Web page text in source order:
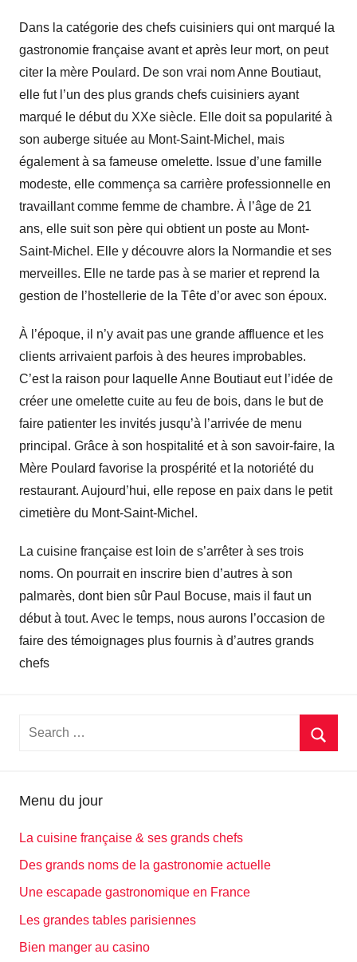
Dans la catégorie des chefs cuisiniers qui ont marqué la
gastronomie française avant et après leur mort, on peut
citer la mère Poulard. De son vrai nom Anne Boutiaut,
elle fut l’un des plus grands chefs cuisiniers ayant
marqué le début du XXe siècle. Elle doit sa popularité à
son auberge située au Mont-Saint-Michel, mais
également à sa fameuse omelette. Issue d’une famille
modeste, elle commença sa carrière professionnelle en
travaillant comme femme de chambre. À l’âge de 21
ans, elle suit son père qui obtient un poste au Mont-
Saint-Michel. Elle y découvre alors la Normandie et ses
merveilles. Elle ne tarde pas à se marier et reprend la
gestion de l’hostellerie de la Tête d’or avec son époux.
À l’époque, il n’y avait pas une grande affluence et les
clients arrivaient parfois à des heures improbables.
C’est la raison pour laquelle Anne Boutiaut eut l’idée de
créer une omelette cuite au feu de bois, dans le but de
faire patienter les invités jusqu’à l’arrivée de menu
principal. Grâce à son hospitalité et à son savoir-faire, la
Mère Poulard favorise la prospérité et la notoriété du
restaurant. Aujourd’hui, elle repose en paix dans le petit
cimetière du Mont-Saint-Michel.
La cuisine française est loin de s’arrêter à ses trois
noms. On pourrait en inscrire bien d’autres à son
palmarès, dont bien sûr Paul Bocuse, mais il faut un
début à tout. Avec le temps, nous aurons l’occasion de
faire des témoignages plus fournis à d’autres grands
chefs
h
f
:
e
Menu du jour
La cuisine française & ses grands chefs
Des grands noms de la gastronomie actuelle
Une escapade gastronomique en France
Les grandes tables parisiennes
Bien manger au casino